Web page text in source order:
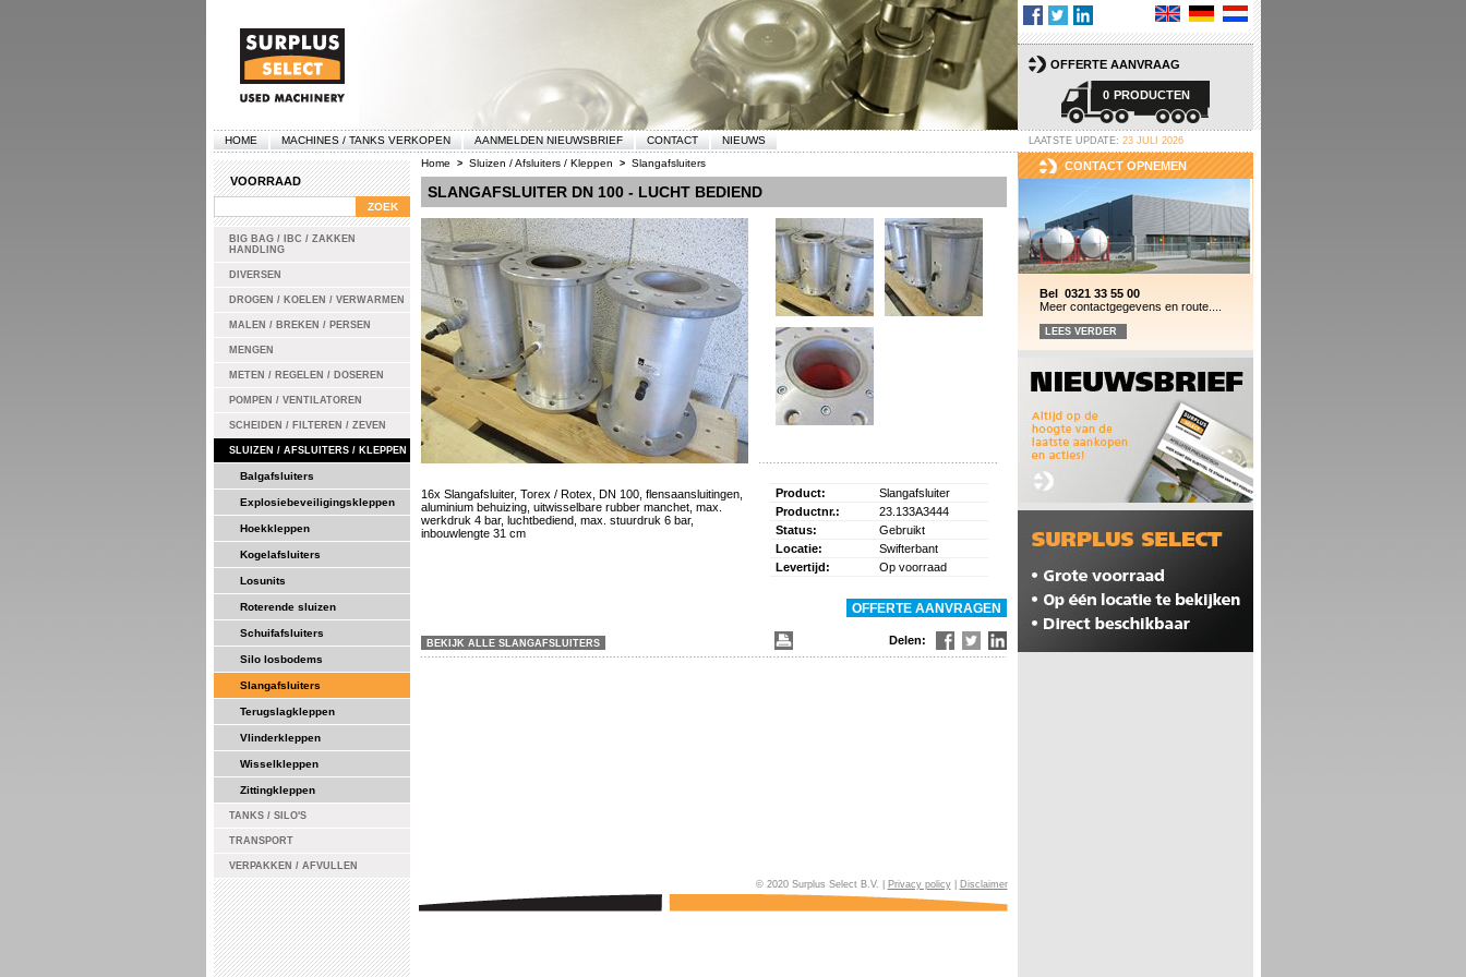
OFFERTE AANVRAAG
0 PRODUCTEN
HOME MACHINES / TANKS VERKOPEN AANMELDEN NIEUWSBRIEF CONTACT NIEUWS LAATSTE UPDATE: 23 JULI 2026
VOORRAAD
BIG BAG / IBC / ZAKKEN
HANDLING
DIVERSEN
DROGEN / KOELEN / VERWARMEN
MALEN / BREKEN / PERSEN
MENGEN
METEN / REGELEN / DOSEREN
POMPEN / VENTILATOREN
SCHEIDEN / FILTEREN / ZEVEN
SLUIZEN / AFSLUITERS / KLEPPEN
Balgafsluiters
Explosiebeveiligingskleppen
Hoekkleppen
Kogelafsluiters
Losunits
Roterende sluizen
Schuifafsluiters
Silo losbodems
Slangafsluiters
Terugslagkleppen
Vlinderkleppen
Wisselkleppen
Zittingkleppen
TANKS / SILO'S
TRANSPORT
VERPAKKEN / AFVULLEN
Home > Sluizen / Afsluiters / Kleppen > Slangafsluiters
SLANGAFSLUITER DN 100 - LUCHT BEDIEND
Product:
Slangafsluiter
Productnr.:
23.133A3444
Status:
Gebruikt
Locatie:
Swifterbant
Levertijd:
Op voorraad
16x Slangafsluiter, Torex / Rotex, DN 100, flensaansluitingen,
aluminium behuizing, uitwisselbare rubber manchet, max.
werkdruk 4 bar, luchtbediend, max. stuurdruk 6 bar,
inbouwlengte 31 cm
BEKIJK ALLE SLANGAFSLUITERS Delen:
CONTACT OPNEMEN
Bel 0321 33 55 00
Meer contactgegevens en route....
LEES VERDER
© 2020 Surplus Select B.V. | Privacy policy| Disclaimer